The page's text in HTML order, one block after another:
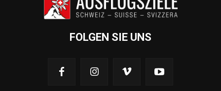
FOLGEN SIE UNS